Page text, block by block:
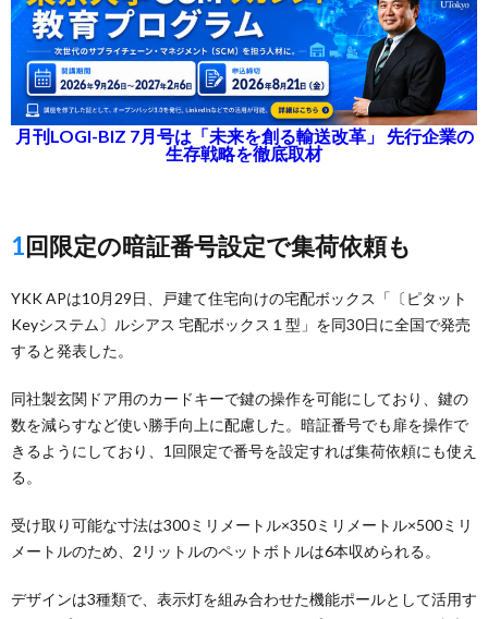
月刊LOGI-BIZ 7月号は「未来を創る輸送改革」 先行企業の
生存戦略を徹底取材
1回限定の暗証番号設定で集荷依頼も
YKK APは10月29日、戸建て住宅向けの宅配ボックス「〔ピタット
Keyシステム〕ルシアス 宅配ボックス１型」を同30日に全国で発売
すると発表した。
同社製玄関ドア用のカードキーで鍵の操作を可能にしており、鍵の
数を減らすなど使い勝手向上に配慮した。暗証番号でも扉を操作で
きるようにしており、1回限定で番号を設定すれば集荷依頼にも使え
る。
受け取り可能な寸法は300ミリメートル×350ミリメートル×500ミリ
メートルのため、2リットルのペットボトルは6本収められる。
デザインは3種類で、表示灯を組み合わせた機能ポールとして活用す